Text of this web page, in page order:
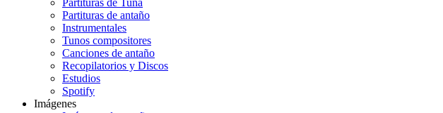
Partituras de Tuna
Partituras de antaño
Instrumentales
Tunos compositores
Canciones de antaño
Recopilatorios y Discos
Estudios
Spotify
Imágenes